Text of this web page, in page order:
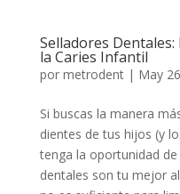
Selladores
la Caries Infantil
por metrodent| May
Si buscas la manera
dientes de tus hijos (y
tenga la oportunidad
dentales son tu mejor